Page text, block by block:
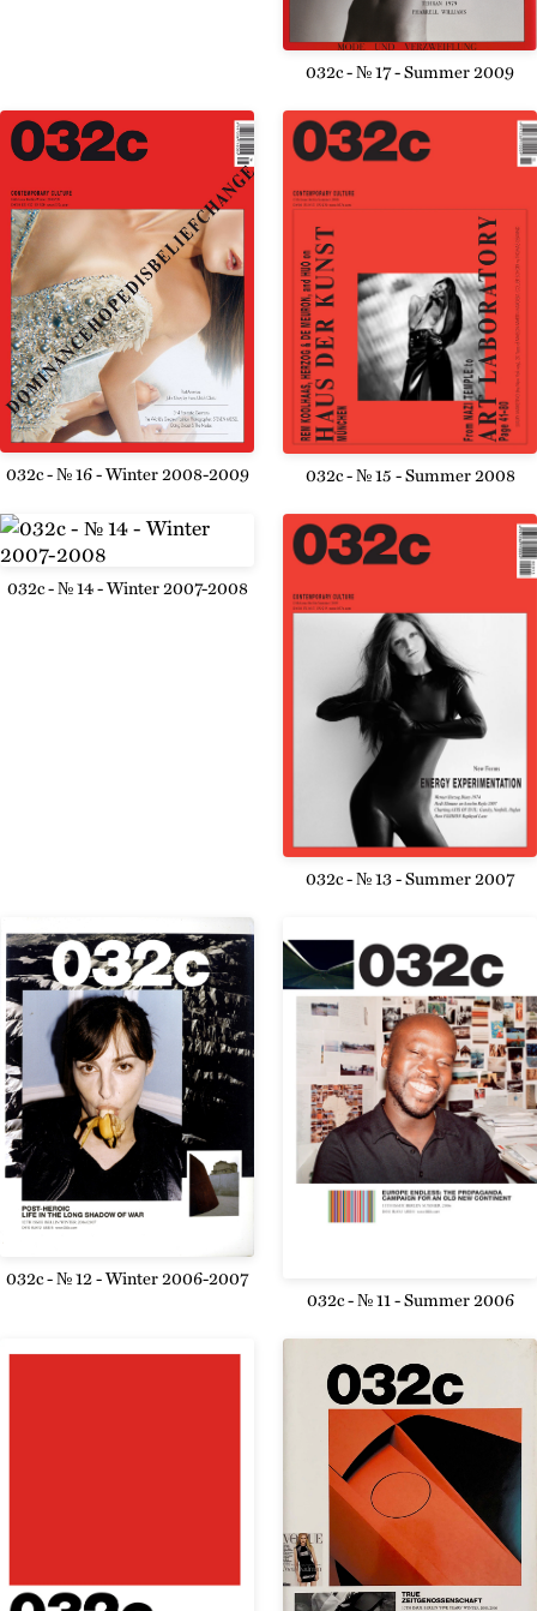
032c - № 17 - Summer 2009
032c - № 16 - Winter 2008-2009 032c - № 15 - Summer 2008
032c - № 14 - Winter 2007-2008
032c - № 13 - Summer 2007
032c - № 12 - Winter 2006-2007
032c - № 11 - Summer 2006